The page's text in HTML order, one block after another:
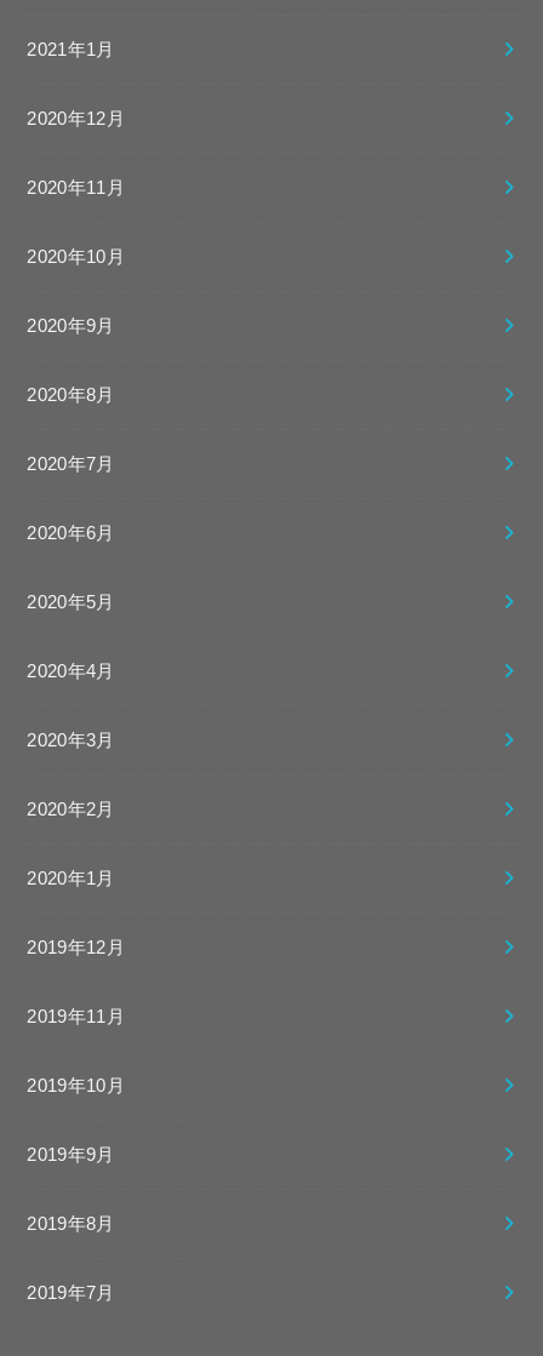
2021年1月
2020年12月
2020年11月
2020年10月
2020年9月
2020年8月
2020年7月
2020年6月
2020年5月
2020年4月
2020年3月
2020年2月
2020年1月
2019年12月
2019年11月
2019年10月
2019年9月
2019年8月
2019年7月